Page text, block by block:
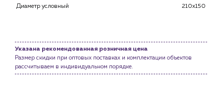
Доставка
Новости
Блог
Диаметр условный
210x150
Указана рекомендованная розничная цена
Размер скидки при оптовых поставках и комплектации объектов
рассчитываем в индивидуальном порядке.